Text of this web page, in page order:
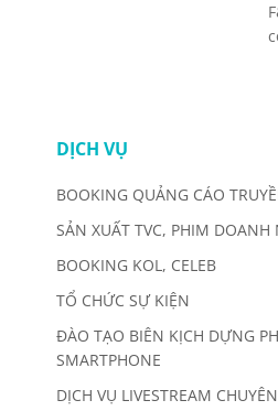
DỊCH VỤ
BOOKING QUẢNG CÁO
SẢN XUẤT TVC, PHIM DOANH
BOOKING KOL, CELEB
TỔ CHỨC SỰ KIỆN
ĐÀO TẠO BIÊN KỊCH DỰNG
SMARTPHONE
DỊCH VỤ LIVESTREAM